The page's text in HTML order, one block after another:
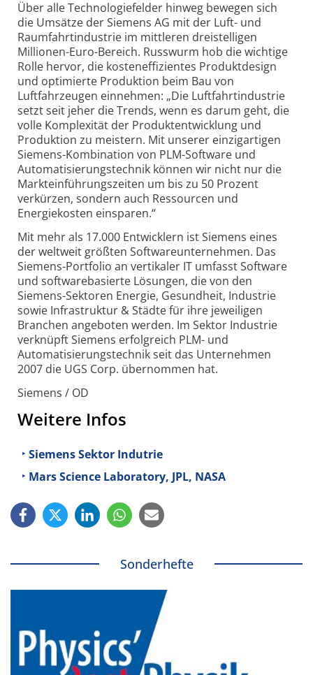
Über alle Technologiefelder hinweg bewegen sich
die Umsätze der Siemens AG mit der Luft- und
Raumfahrtindustrie im mittleren dreistelligen
Millionen-Euro-Bereich. Russwurm hob die wichtige
Rolle hervor, die kosteneffizientes Produktdesign
und optimierte Produktion beim Bau von
Luftfahrzeugen einnehmen: „Die Luftfahrtindustrie
setzt seit jeher die Trends, wenn es darum geht, die
volle Komplexität der Produktentwicklung und
Produktion zu meistern. Mit unserer einzigartigen
Siemens-Kombination von PLM-Software und
Automatisierungstechnik können wir nicht nur die
Markteinführungszeiten um bis zu 50 Prozent
verkürzen, sondern auch Ressourcen und
Energiekosten einsparen.“
Mit mehr als 17.000 Entwicklern ist Siemens eines
der weltweit größten Softwareunternehmen. Das
Siemens-Portfolio an vertikaler IT umfasst Software
und softwarebasierte Lösungen, die von den
Siemens-Sektoren Energie, Gesundheit, Industrie
sowie Infrastruktur & Städte für ihre jeweiligen
Branchen angeboten werden. Im Sektor Industrie
verknüpft Siemens erfolgreich PLM- und
Automatisierungstechnik seit das Unternehmen
2007 die UGS Corp. übernommen hat.
Siemens / OD
Weitere Infos
Siemens Sektor Indutrie
Mars Science Laboratory, JPL, NASA
Sonderhefte